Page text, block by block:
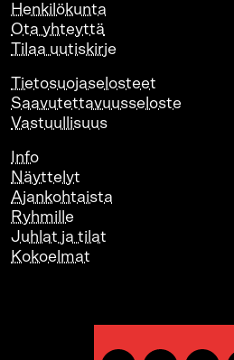
Henkilökunta
Ota yhteyttä
Tilaa uutiskirje
Tietosuojaselosteet
Saavutettavuusseloste
Vastuullisuus
Info
Näyttelyt
Ajankohtaista
Ryhmille
Juhlat ja tilat
Kokoelmat